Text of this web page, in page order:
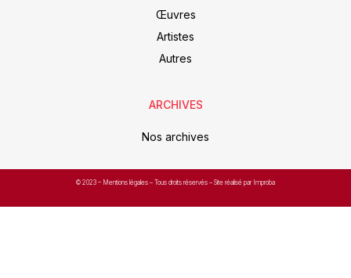
Œuvres
Artistes
Autres
ARCHIVES
Nos archives
© 2023 – Mentions légales – Tous droits réservés – Site réalisé par Improba